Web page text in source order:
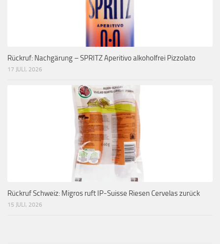
Rückruf: Nachgärung – SPRITZ Aperitivo alkoholfrei Pizzolato
17 JULI, 2026
Rückruf Schweiz: Migros ruft IP-Suisse Riesen Cervelas zurück
15 JULI, 2026